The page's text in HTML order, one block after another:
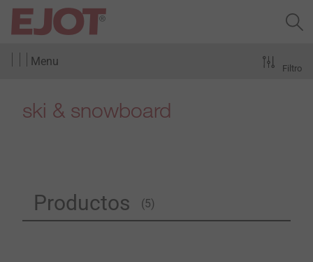
Menu
ski & snowboard
Productos (5)
Filtro